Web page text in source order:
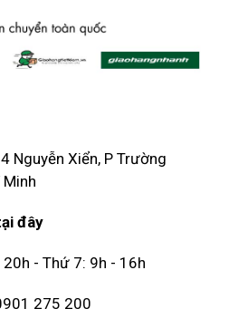
Nguyễn Xiển, P Trường
Minh​​
đây
- Thứ 7: 9h - 16h
275 200